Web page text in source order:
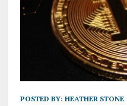
POSTED BY: HEATHER STONE